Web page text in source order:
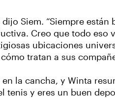
Siem. “Siempre
Creo que todo eso
ubicaciones
tratan a sus
la cancha, y Winta
y eres un buen